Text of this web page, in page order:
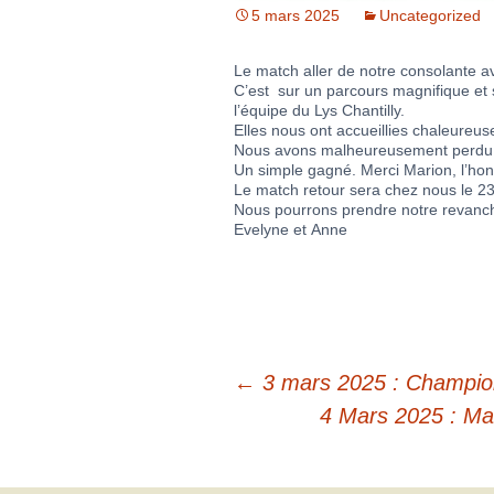
Organigramme
Commission Loisirs
Commission Sportive
Trophée
Trophée
Couronne
Décembre
Mars
Avril
Mai
5 mars 2025 Uncategorized
Le match aller de notre consolante
C’est sur un parcours magnifique
l’équipe du Lys Chantilly.
Elles nous ont accueillies
Nous avons malheureusement
Un simple gagné. Merci Marion,
Le match retour sera chez nous le
Nous pourrons prendre notre
Evelyne et Anne
← 3 mars 2025 :
4 Mars 2025 :